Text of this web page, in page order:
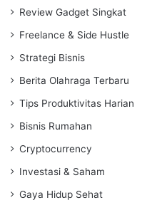
Review Gadget Singkat
Freelance & Side Hustle
Strategi Bisnis
Berita Olahraga Terbaru
Tips Produktivitas Harian
Bisnis Rumahan
Cryptocurrency
Investasi & Saham
Gaya Hidup Sehat